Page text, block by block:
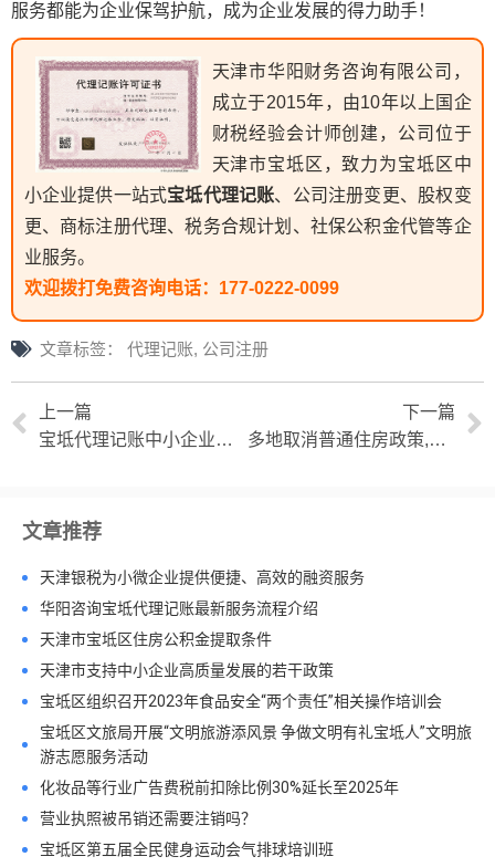
服务都能为企业保驾护航，成为企业发展的得力助手！
天津市华阳财务咨询有限公司，
成立于2015年，由10年以上国企
财税经验会计师创建，公司位于
天津市宝坻区，致力为宝坻区中
小企业提供一站式宝坻代理记账、公司注册变更、股权变
更、商标注册代理、税务合规计划、社保公积金代管等企
业服务。
欢迎拨打免费咨询电话： 177-0222-0099
文章标签： 代理记账, 公司注册
上一篇
宝坻代理记账中小企业财税管理的优质选择
下一篇
多地取消普通住房政策,有哪些影响？
文章推荐
天津银税为小微企业提供便捷、高效的融资服务
华阳咨询宝坻代理记账最新服务流程介绍
天津市宝坻区住房公积金提取条件
天津市支持中小企业高质量发展的若干政策
宝坻区组织召开2023年食品安全“两个责任”相关操作培训会
宝坻区文旅局开展“文明旅游添风景 争做文明有礼宝坻人”文明旅
游志愿服务活动
化妆品等行业广告费税前扣除比例30%延长至2025年
营业执照被吊销还需要注销吗？
宝坻区第五届全民健身运动会气排球培训班